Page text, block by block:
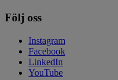
Följ oss
Instagram
Facebook
LinkedIn
YouTube